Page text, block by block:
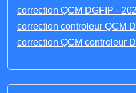
correction QCM DGFIP -
correction controleur QCM
correction QCM controleur